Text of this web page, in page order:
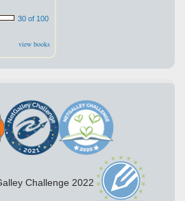
30 of 100
view books